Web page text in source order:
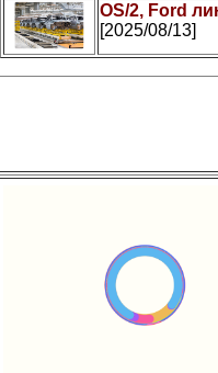
OS/2, Ford
[2025/08/13]